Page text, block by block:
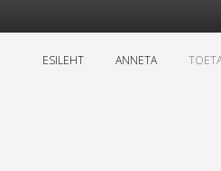
ESILEHT ANNETA